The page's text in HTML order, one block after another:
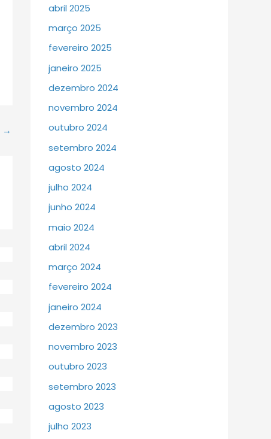
→
abril 2025
março 2025
fevereiro 2025
janeiro 2025
dezembro 2024
novembro 2024
outubro 2024
setembro 2024
agosto 2024
julho 2024
junho 2024
maio 2024
abril 2024
março 2024
fevereiro 2024
janeiro 2024
dezembro 2023
novembro 2023
outubro 2023
setembro 2023
agosto 2023
julho 2023